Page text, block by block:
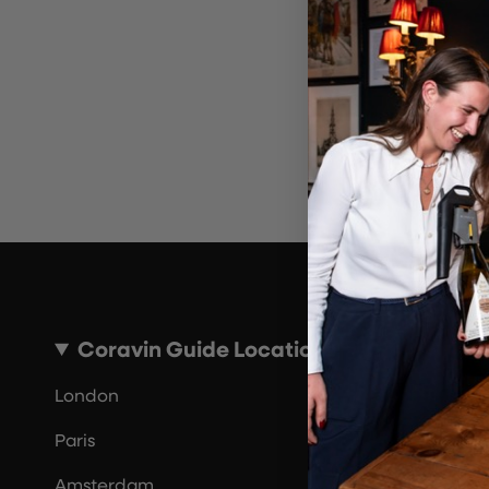
Por
Coravin Guide Locations
London
Paris
Amsterdam